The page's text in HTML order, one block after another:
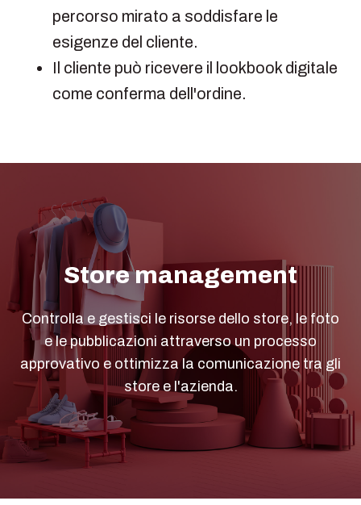
percorso mirato a soddisfare le
esigenze del cliente.
Il cliente può ricevere il lookbook digitale
come conferma dell'ordine.
Store management
Controlla e gestisci le risorse dello store, le foto
e le pubblicazioni attraverso un processo
approvativo e ottimizza la comunicazione tra gli
store e l'azienda.